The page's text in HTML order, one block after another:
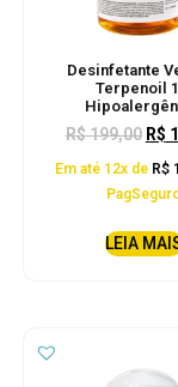
Desinfetante
Terpenoil
R$199,00 R$
Em até 12x de R$
LEIA